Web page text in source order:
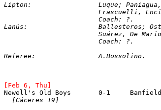
Lipton: 		Luque;
Frascuelli,
			Coach: ?.
Lanús:
Suárez, De
			Coach: ?.
Referee: 		A.Bossolino.
[Feb 6, Thu]
Newell's Old Boys 	0-1
[Cáceres 19]